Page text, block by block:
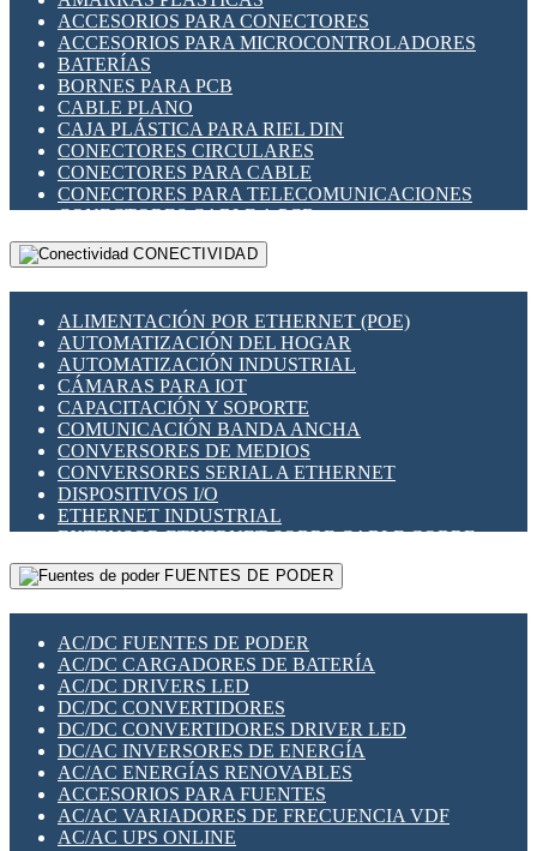
INDICADORES PARA PANEL
INTERFACES DE RELÉ
INTERRUPTORES FIN DE CARRERA
LLAVES CONMUTADORAS
MEDIDORES DE ENERGÍA Y TC'S DE CORRIENTE
MOTORES PASO A PASO
PANTALLAS HMI
PLC -CONTROLADORES LÓGICO PROGRAMABLES
PROGRAMADORES DE HORARIO
RELÉS DE PROTECCIÓN
SENSORES CAPACITIVOS
SENSORES INDUCTIVOS
TEMPORIZADORES
VARIACS
VARIADORES DE FRECUENCIA [VDF]
SECCIONADORES - INTERRUPTORES
MAQUINARIA
ACCESORIOS PARA CONECTORES
ACCESORIOS PARA MICROCONTROLADORES
BATERÍAS
BORNES PARA PCB
CABLE PLANO
CAJA PLÁSTICA PARA RIEL DIN
CONECTORES CIRCULARES
CONECTORES PARA CABLE
CONECTORES PARA TELECOMUNICACIONES
CONECTORES CABLE A PCB
CONECTORES PCB A CABLE
DIP SWITCHES
HERRAMIENTAS VARIAS
ILUMINACIÓN LED
INTERRUPTORES REED
INTERFACES DE RELÉ
OTROS RELÉS
PROTECCIÓN TÉRMICA
RELÉS AUTOMOTRICES
RELÉS DE SEÑAL
RELÉS DE ESTADO SÓLIDO SSR
RELÉS INDUSTRIALES
RELÉS MINIATURA DE POTENCIA
SENSORES MAGNÉTICOS
SWITCH Y MICROSWITCH
TARJETAS PI
UNIÓN Y DERIVACIÓN DE CABLE
CONECTIVIDAD
ALIMENTACIÓN POR ETHERNET (POE)
AUTOMATIZACIÓN DEL HOGAR
AUTOMATIZACIÓN INDUSTRIAL
CÁMARAS PARA IOT
CAPACITACIÓN Y SOPORTE
COMUNICACIÓN BANDA ANCHA
CONVERSORES DE MEDIOS
CONVERSORES SERIAL A ETHERNET
DISPOSITIVOS I/O
ETHERNET INDUSTRIAL
EXTENSOR ETHERNET SOBRE CABLE COBRE
GATEWAY LORAWAN
GESTIÓN DE REDES
PLACAS MODULARES IOT
SWITCHES Y REDES WIFI
SOLUCIONES IOT
SOLUCIONES LORAWAN
SOLUCIONES RED CELULAR
SEGURIDAD PARA REDES
SWITCHES LAN
TELEFONÍA IP (VOIP)
VIGILANCIA IP (CCTV)
MESHTASTIC
FUENTES DE PODER
AC/DC FUENTES DE PODER
AC/DC CARGADORES DE BATERÍA
AC/DC DRIVERS LED
DC/DC CONVERTIDORES
DC/DC CONVERTIDORES DRIVER LED
DC/AC INVERSORES DE ENERGÍA
AC/AC ENERGÍAS RENOVABLES
ACCESORIOS PARA FUENTES
AC/AC VARIADORES DE FRECUENCIA VDF
AC/AC UPS ONLINE